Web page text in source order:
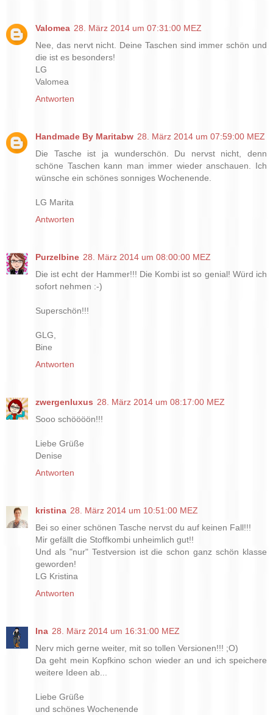
Valomea 28. März 2014 um 07:31:00 MEZ
Nee, das nervt nicht. Deine Taschen sind immer schön und
die ist es besonders!
LG
Valomea
Antworten
Handmade By Maritabw 28. März 2014 um 07:59:00 MEZ
Die Tasche ist ja wunderschön. Du nervst nicht, denn
schöne Taschen kann man immer wieder anschauen. Ich
wünsche ein schönes sonniges Wochenende.
LG Marita
Antworten
Purzelbine 28. März 2014 um 08:00:00 MEZ
Die ist echt der Hammer!!! Die Kombi ist so genial! Würd ich
sofort nehmen :-)
Superschön!!!
GLG,
Bine
Antworten
zwergenluxus 28. März 2014 um 08:17:00 MEZ
Sooo schöööön!!!
Liebe Grüße
Denise
Antworten
kristina 28. März 2014 um 10:51:00 MEZ
Bei so einer schönen Tasche nervst du auf keinen Fall!!!
Mir gefällt die Stoffkombi unheimlich gut!!
Und als "nur" Testversion ist die schon ganz schön klasse
geworden!
LG Kristina
Antworten
Ina 28. März 2014 um 16:31:00 MEZ
Nerv mich gerne weiter, mit so tollen Versionen!!! ;O)
Da geht mein Kopfkino schon wieder an und ich speichere
weitere Ideen ab...
Liebe Grüße
und schönes Wochenende